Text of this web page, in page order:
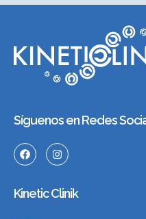
Síguenos en Redes
Kinetic Clinik